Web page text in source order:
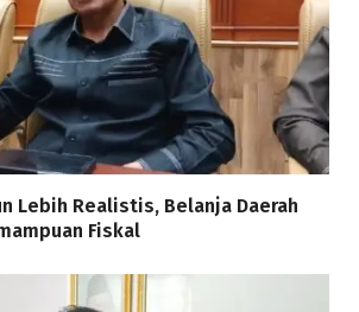
Lebih Realistis, Belanja Daerah
Fiskal